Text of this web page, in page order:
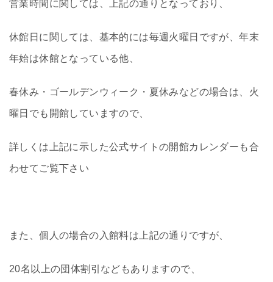
営業時間に関しては、上記の通りとなっており、
休館日に関しては、基本的には毎週火曜日ですが、年末
年始は休館となっている他、
春休み・ゴールデンウィーク・夏休みなどの場合は、火
曜日でも開館していますので、
詳しくは上記に示した公式サイトの開館カレンダーも合
わせてご覧下さい
また、個人の場合の入館料は上記の通りですが、
20名以上の団体割引などもありますので、